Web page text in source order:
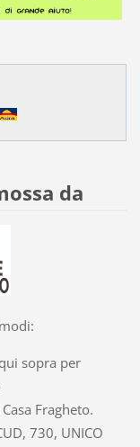
da
sopra per
Fragheto.
730, UNICO